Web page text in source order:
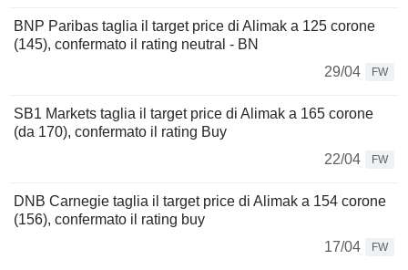
BNP Paribas taglia il target price di Alimak a 125 corone
(145), confermato il rating neutral - BN
29/04
FW
SB1 Markets taglia il target price di Alimak a 165 corone
(da 170), confermato il rating Buy
22/04
FW
DNB Carnegie taglia il target price di Alimak a 154 corone
(156), confermato il rating buy
17/04
FW